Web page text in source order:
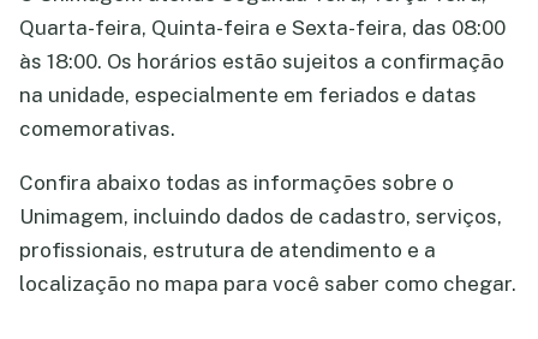
Quarta-feira, Quinta-feira e Sexta-feira, das 08:00
às 18:00. Os horários estão sujeitos a confirmação
na unidade, especialmente em feriados e datas
comemorativas.
Confira abaixo todas as informações sobre o
Unimagem, incluindo dados de cadastro, serviços,
profissionais, estrutura de atendimento e a
localização no mapa para você saber como chegar.